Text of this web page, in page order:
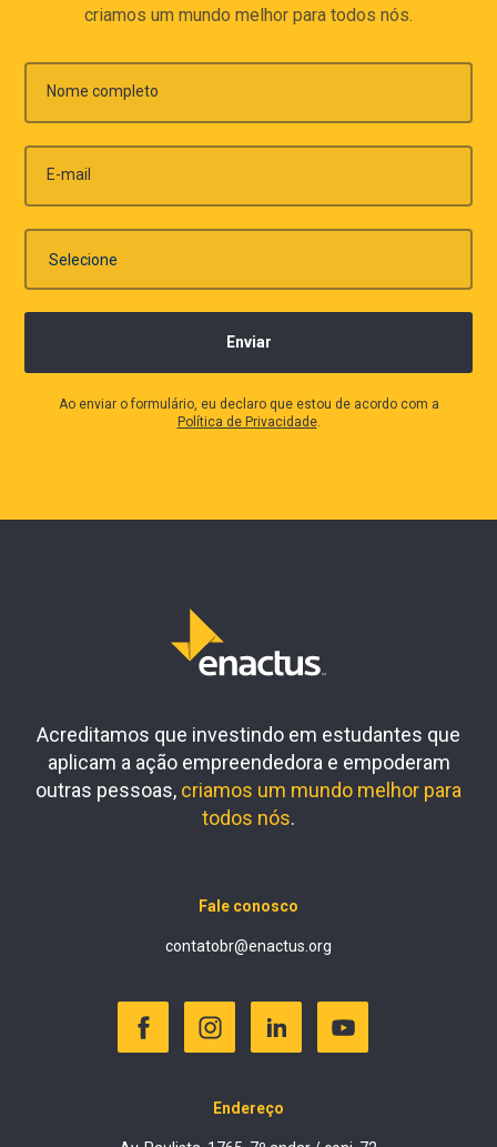
criamos um mundo melhor para todos nós.
Nome completo
E-mail
Ao enviar o formulário, eu declaro que estou de acordo com a
Política de Privacidade.
Acreditamos que investindo em estudantes que
aplicam a ação empreendedora e empoderam
outras pessoas, criamos um mundo melhor para
todos nós.
Fale conosco
contatobr@enactus.org
Endereço